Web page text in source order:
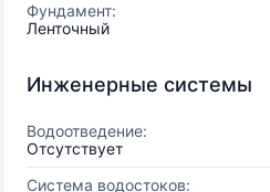
Фундамент:
Ленточный
Инженерные системы
Водоотведение:
Отсутствует
Система водостоков: